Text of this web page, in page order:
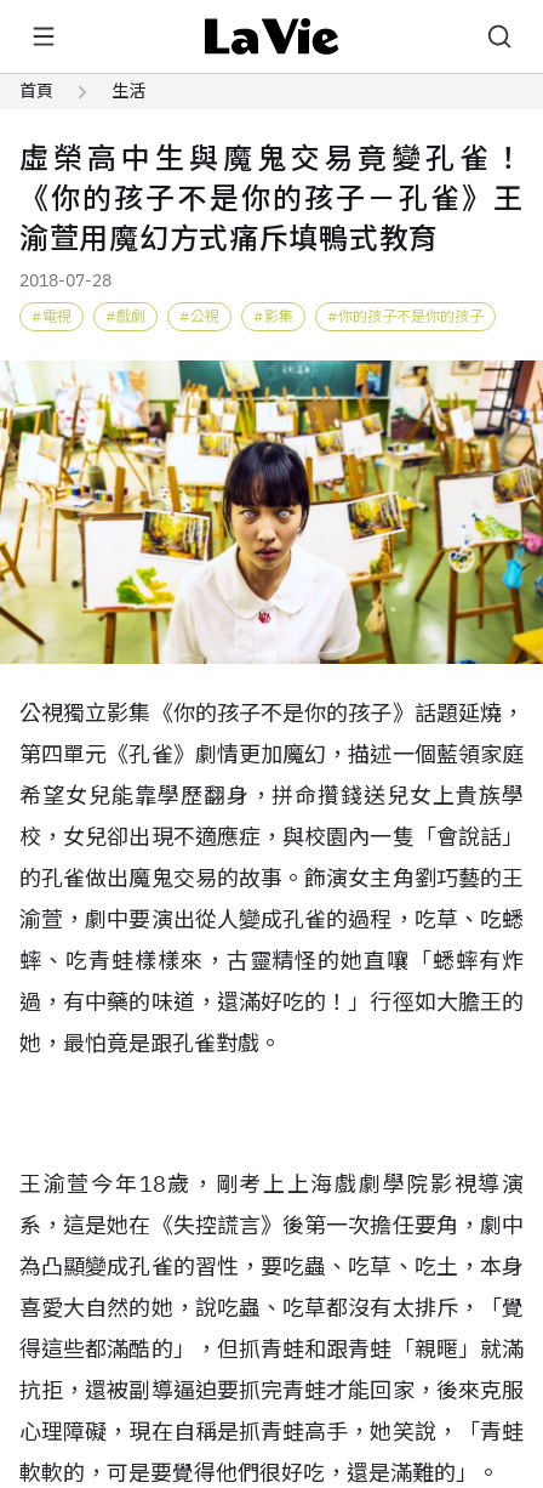
首頁 生活
虛榮高中生與魔鬼交易竟變孔雀！
《你的孩子不是你的孩子－孔雀》王
渝萱用魔幻方式痛斥填鴨式教育
2018-07-28
電視 戲劇 公視 影集 你的孩子不是你的孩子
公視獨立影集《你的孩子不是你的孩子》話題延燒，
第四單元《孔雀》劇情更加魔幻，描述一個藍領家庭
希望女兒能靠學歷翻身，拼命攢錢送兒女上貴族學
校，女兒卻出現不適應症，與校園內一隻「會說話」
的孔雀做出魔鬼交易的故事。飾演女主角劉巧藝的王
渝萱，劇中要演出從人變成孔雀的過程，吃草、吃蟋
蟀、吃青蛙樣樣來，古靈精怪的她直嚷「蟋蟀有炸
過，有中藥的味道，還滿好吃的！」行徑如大膽王的
她，最怕竟是跟孔雀對戲。
王渝萱今年18歲，剛考上上海戲劇學院影視導演
系，這是她在《失控謊言》後第一次擔任要角，劇中
為凸顯變成孔雀的習性，要吃蟲、吃草、吃土，本身
喜愛大自然的她，說吃蟲、吃草都沒有太排斥，「覺
得這些都滿酷的」，但抓青蛙和跟青蛙「親暱」就滿
抗拒，還被副導逼迫要抓完青蛙才能回家，後來克服
心理障礙，現在自稱是抓青蛙高手，她笑說，「青蛙
軟軟的，可是要覺得他們很好吃，還是滿難的」。